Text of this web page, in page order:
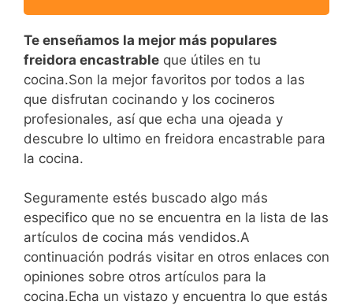
Te enseñamos la mejor más populares
freidora encastrable que útiles en tu
cocina.Son la mejor favoritos por todos a las
que disfrutan cocinando y los cocineros
profesionales, así que echa una ojeada y
descubre lo ultimo en freidora encastrable para
la cocina.
Seguramente estés buscado algo más
especifico que no se encuentra en la lista de las
artículos de cocina más vendidos.A
continuación podrás visitar en otros enlaces con
opiniones sobre otros artículos para la
cocina.Echa un vistazo y encuentra lo que estás